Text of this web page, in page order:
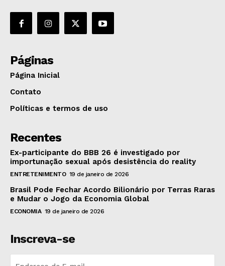
Páginas
Página Inicial
Contato
Políticas e termos de uso
Recentes
Ex-participante do BBB 26 é investigado por
importunação sexual após desistência do reality
ENTRETENIMENTO 19 de janeiro de 2026
Brasil Pode Fechar Acordo Bilionário por Terras Raras
e Mudar o Jogo da Economia Global
ECONOMIA 19 de janeiro de 2026
Inscreva-se